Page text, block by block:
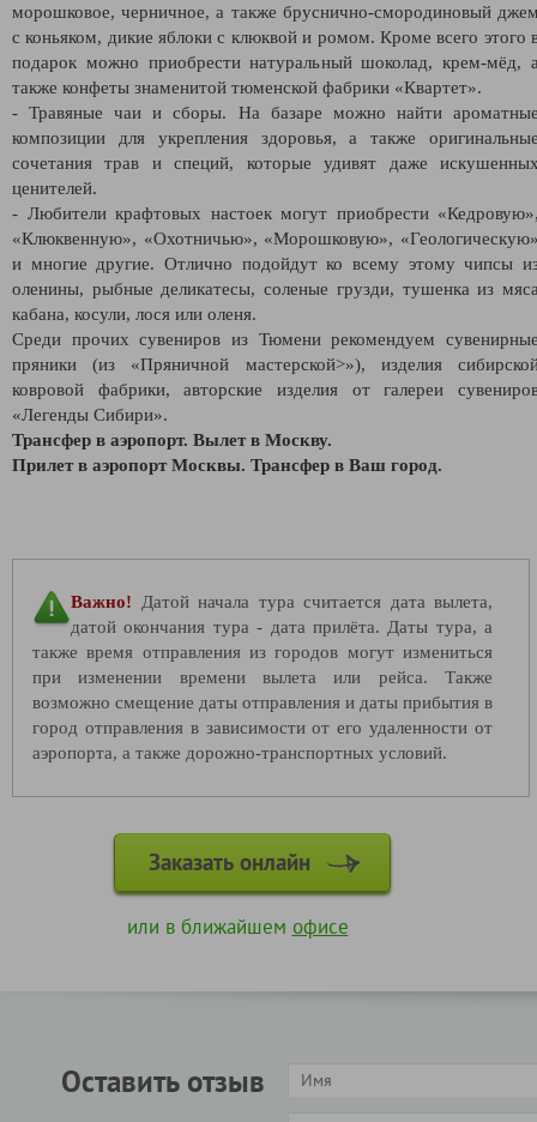
морошковое, черничное, а также бруснично-смородиновый
с коньяком, дикие яблоки с клюквой и ромом. Кроме всего этого
подарок можно приобрести натуральный шоколад, крем-мёд,
также конфеты знаменитой тюменской фабрики «Квартет».
- Травяные чаи и сборы. На базаре можно найти
композиции для укрепления здоровья, а также
сочетания трав и специй, которые удивят даже
ценителей.
- Любители крафтовых настоек могут приобрести
«Клюквенную», «Охотничью», «Морошковую»,
и многие другие. Отлично подойдут ко всему этому чипсы
оленины, рыбные деликатесы, соленые грузди, тушенка из
кабана, косули, лося или оленя.
Среди прочих сувениров из Тюмени рекомендуем
пряники (из «Пряничной мастерской>»), изделия
ковровой фабрики, авторские изделия от галереи
«Легенды Сибири».
Трансфер в аэропорт. Вылет в Москву.
Прилет в аэропорт Москвы. Трансфер в Ваш город.
Важно! Датой начала тура считается дата вылета,
датой окончания тура - дата прилёта. Даты тура, а
также время отправления из городов могут измениться
при изменении времени вылета или рейса. Также
возможно смещение даты отправления и даты прибытия в
город отправления в зависимости от его удаленности от
аэропорта, а также дорожно-транспортных условий.
Заказать онлайн
или в ближайшем офисе
Оставить отзыв